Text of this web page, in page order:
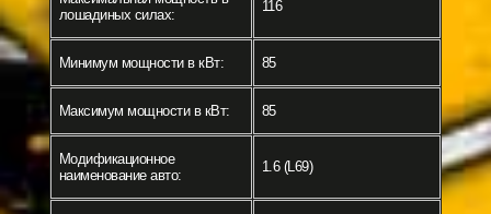
лошадиных силах:
116
Минимум мощности в кВт: 85
Максимум мощности в кВт: 85
Модификационное
наименование авто:
1.6 (L69)